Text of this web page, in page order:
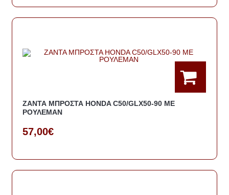
ΖΑΝΤΑ ΜΠΡΟΣΤΑ HONDA C50/GLX50-90 ΜΕ
ΡΟΥΛΕΜΑΝ
57,00€